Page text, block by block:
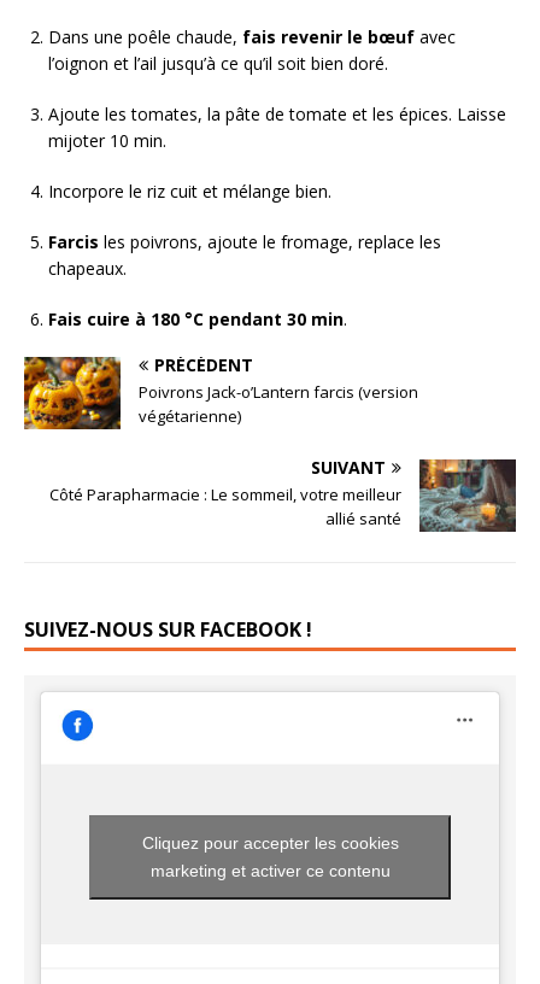
Dans une poêle chaude, fais revenir le bœuf avec
l’oignon et l’ail jusqu’à ce qu’il soit bien doré.
Ajoute les tomates, la pâte de tomate et les épices. Laisse
mijoter 10 min.
Incorpore le riz cuit et mélange bien.
Farcis les poivrons, ajoute le fromage, replace les
chapeaux.
Fais cuire à 180 °C pendant 30 min.
PRÉCÉDENT
Poivrons Jack-o’Lantern farcis (version
végétarienne)
SUIVANT
Côté Parapharmacie : Le sommeil, votre meilleur
allié santé
SUIVEZ-NOUS SUR FACEBOOK !
Cliquez pour accepter les cookies
marketing et activer ce contenu